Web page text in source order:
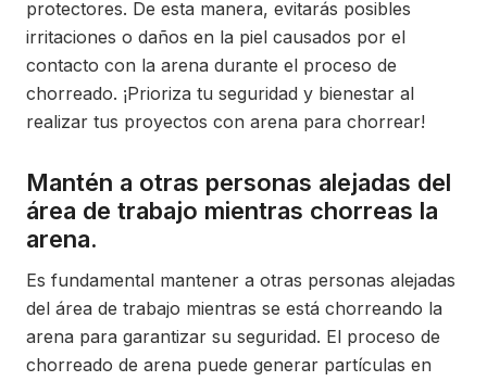
protectores. De esta manera, evitarás posibles
irritaciones o daños en la piel causados por el
contacto con la arena durante el proceso de
chorreado. ¡Prioriza tu seguridad y bienestar al
realizar tus proyectos con arena para chorrear!
Mantén a otras personas alejadas del
área de trabajo mientras chorreas la
arena.
Es fundamental mantener a otras personas alejadas
del área de trabajo mientras se está chorreando la
arena para garantizar su seguridad. El proceso de
chorreado de arena puede generar partículas en